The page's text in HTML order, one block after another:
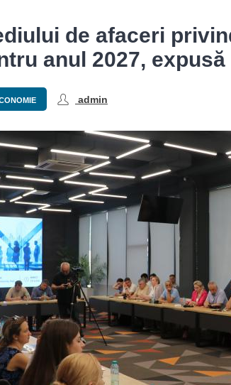
de afaceri
anul 2027,
admin